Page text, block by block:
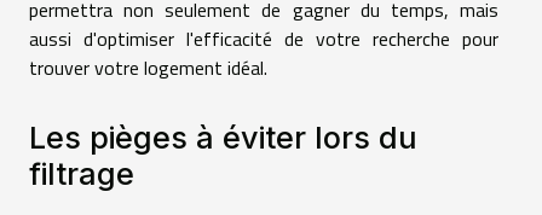
permettra non seulement de gagner du temps, mais
aussi d'optimiser l'efficacité de votre recherche pour
trouver votre logement idéal.
Les pièges à éviter lors du
filtrage